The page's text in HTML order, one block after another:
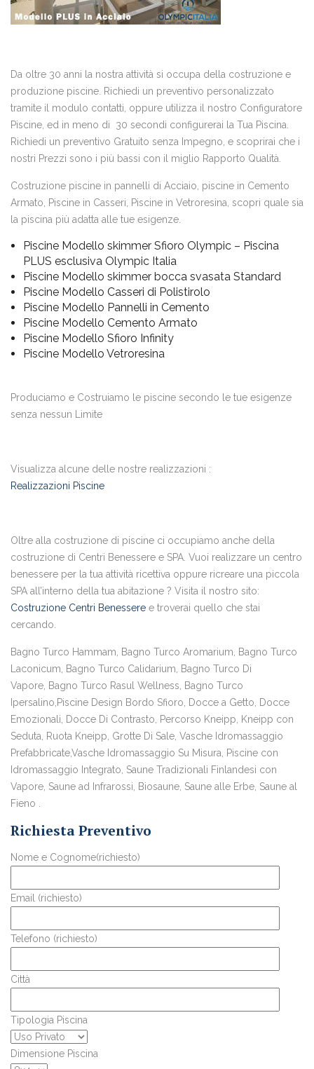
Da oltre 30 anni la nostra attività si occupa della costruzione e
produzione piscine. Richiedi un preventivo personalizzato
tramite il modulo contatti, oppure utilizza il nostro Configuratore
Piscine, ed in meno di 30 secondi configurerai la Tua Piscina.
Richiedi un preventivo Gratuito senza Impegno, e scoprirai che i
nostri Prezzi sono i più bassi con il miglio Rapporto Qualità.
Costruzione piscine in pannelli di Acciaio, piscine in Cemento
Armato, Piscine in Casseri, Piscine in Vetroresina, scopri quale sia
la piscina più adatta alle tue esigenze.
Piscine Modello skimmer Sfioro Olympic – Piscina
PLUS esclusiva Olympic Italia
Piscine Modello skimmer bocca svasata Standard
Piscine Modello Casseri di Polistirolo
Piscine Modello Pannelli in Cemento
Piscine Modello Cemento Armato
Piscine Modello Sfioro Infinity
Piscine Modello Vetroresina
Produciamo e Costruiamo le piscine secondo le tue esigenze
senza nessun Limite
Visualizza alcune delle nostre realizzazioni :
Realizzazioni Piscine
Oltre alla costruzione di piscine ci occupiamo anche della
costruzione di Centri Benessere e SPA. Vuoi realizzare un centro
benessere per la tua attività ricettiva oppure ricreare una piccola
SPA all’interno della tua abitazione ? Visita il nostro sito:
Costruzione Centri Benessere e troverai quello che stai
cercando.
Bagno Turco Hammam, Bagno Turco Aromarium, Bagno Turco
Laconicum, Bagno Turco Calidarium, Bagno Turco Di
Vapore, Bagno Turco Rasul Wellness, Bagno Turco
Ipersalino,Piscine Design Bordo Sfioro, Docce a Getto, Docce
Emozionali, Docce Di Contrasto, Percorso Kneipp, Kneipp con
Seduta, Ruota Kneipp, Grotte Di Sale, Vasche Idromassaggio
Prefabbricate,Vasche Idromassaggio Su Misura, Piscine con
Idromassaggio Integrato, Saune Tradizionali Finlandesi con
Vapore, Saune ad Infrarossi, Biosaune, Saune alle Erbe, Saune al
Fieno .
Richiesta Preventivo
Nome e Cognome(richiesto)
Email (richiesto)
Telefono (richiesto)
Città
Tipologia Piscina
Dimensione Piscina